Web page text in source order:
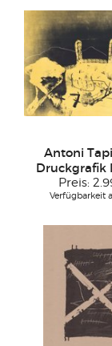
Antoni
Druckgrafik
Preis:
Verfügbarkeit